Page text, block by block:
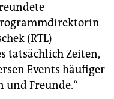
(RTL)
tatsächlich Zeiten,
Events häufiger
und Freunde.“